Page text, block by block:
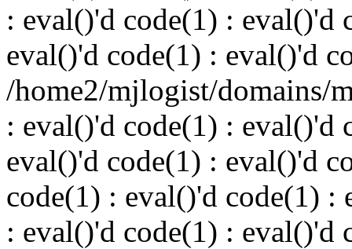
: eval()'d code(1) : eval()'d
eval()'d code(1) : eval()'d
/home2/mjlogist/domains/
: eval()'d code(1) : eval()'d
eval()'d code(1) : eval()'d
code(1) : eval()'d code(1) :
: eval()'d code(1) : eval()'d